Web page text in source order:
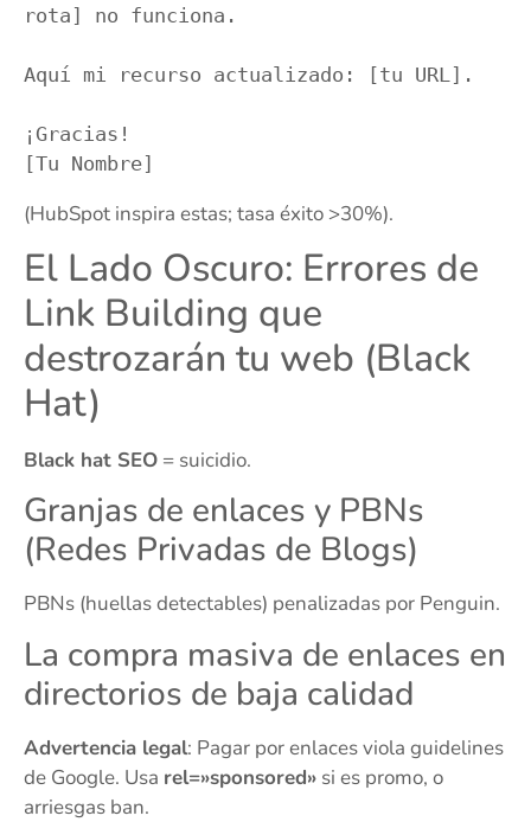
rota] no funciona.
Aquí mi recurso actualizado: [tu URL].
¡Gracias!
(HubSpot inspira estas; tasa éxito >30%).
El Lado Oscuro: Errores de
Link Building que
destrozarán tu web (Black
Hat)
Black hat SEO = suicidio.
Granjas de enlaces y PBNs
(Redes Privadas de Blogs)
PBNs (huellas detectables) penalizadas por Penguin.
La compra masiva de enlaces en
directorios de baja calidad
Advertencia legal: Pagar por enlaces viola guidelines
de Google. Usa rel=»sponsored» si es promo, o
arriesgas ban.